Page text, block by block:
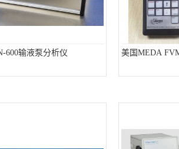
600输液泵分析仪 美国MEDA